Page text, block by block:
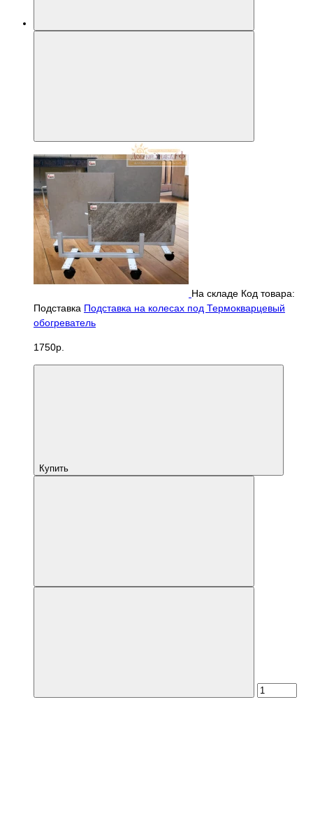
На складе Код товара:
Подставка Подставка на колесах под Термокварцевый
обогреватель
1750р.
Купить